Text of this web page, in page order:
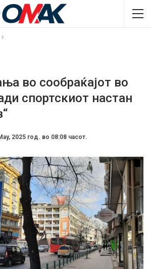
во сообраќајот во
спортскиот настан
2025 год. во 08:08 часот.